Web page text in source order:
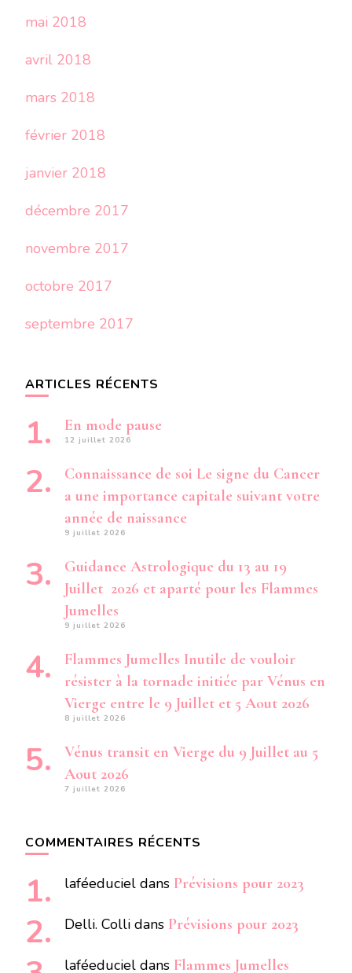
mai 2018
avril 2018
mars 2018
février 2018
janvier 2018
décembre 2017
novembre 2017
octobre 2017
septembre 2017
ARTICLES RÉCENTS
En mode pause
12 juillet 2026
Connaissance de soi Le signe du Cancer
a une importance capitale suivant votre
année de naissance
9 juillet 2026
Guidance Astrologique du 13 au 19
Juillet 2026 et aparté pour les Flammes
Jumelles
9 juillet 2026
Flammes Jumelles Inutile de vouloir
résister à la tornade initiée par Vénus en
Vierge entre le 9 Juillet et 5 Aout 2026
8 juillet 2026
Vénus transit en Vierge du 9 Juillet au 5
Aout 2026
7 juillet 2026
COMMENTAIRES RÉCENTS
laféeduciel dans Prévisions pour 2023
Delli. Colli dans Prévisions pour 2023
laféeduciel dans Flammes Jumelles